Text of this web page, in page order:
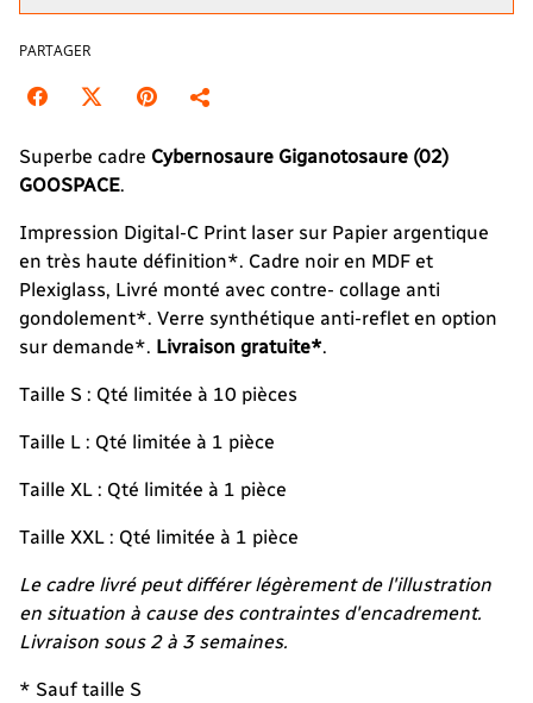
PARTAGER
Superbe cadre Cybernosaure Giganotosaure (02)
GOOSPACE.
Impression Digital-C Print laser sur Papier argentique
en très haute définition*. Cadre noir en MDF et
Plexiglass, Livré monté avec contre- collage anti
gondolement*. Verre synthétique anti-reflet en option
sur demande*. Livraison gratuite*.
Taille S : Qté limitée à 10 pièces
Taille L : Qté limitée à 1 pièce
Taille XL : Qté limitée à 1 pièce
Taille XXL : Qté limitée à 1 pièce
Le cadre livré peut différer légèrement de l'illustration
en situation à cause des contraintes d'encadrement.
Livraison sous 2 à 3 semaines.
* Sauf taille S